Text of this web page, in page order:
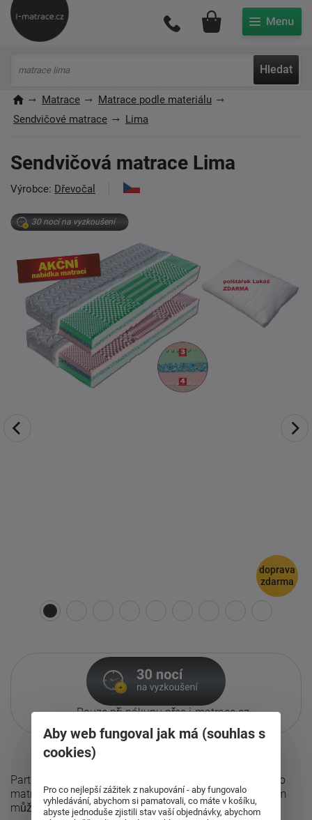
Hledat
Můj účet
Matrace
Matrace podle materiálu
Sendvičové matrace
Lima
Sendvičová matrace Lima
Výrobce: Dřevočal
30 nocí na vyzkoušení
doprava
zdarma
Pouze při nákupu přes i-matrace.cz
Více informací
o službě.
Partnerská sendvičová matrace Lima, dvojí tuhosti. Tato
matrace má z každé strany jinou tuhost. Jejím otočením
můžete měnit tužší a měkčí ...
Aby web fungoval jak má (souhlas s
cookies)
Pro co nejlepší zážitek z nakupování - aby fungovalo
vyhledávání, abychom si pamatovali, co máte v košíku,
abyste jednoduše zjistili stav vaší objednávky, abychom